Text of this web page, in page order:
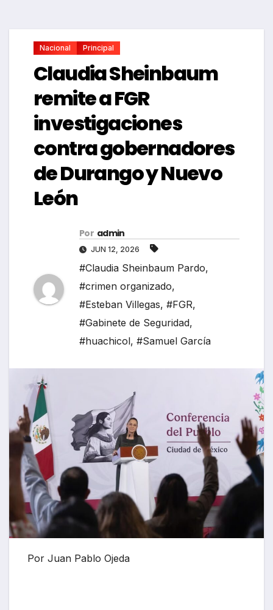
Nacional Principal
Claudia Sheinbaum
remite a FGR
investigaciones
contra gobernadores
de Durango y Nuevo
León
Por admin
JUN 12, 2026
#Claudia Sheinbaum Pardo,
#crimen organizado,
#Esteban Villegas, #FGR,
#Gabinete de Seguridad,
#huachicol, #Samuel García
Por Juan Pablo Ojeda